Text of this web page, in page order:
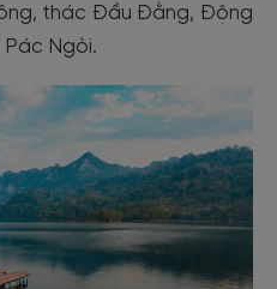
thác Đầu Đằng, Động
Pác Ngòi.